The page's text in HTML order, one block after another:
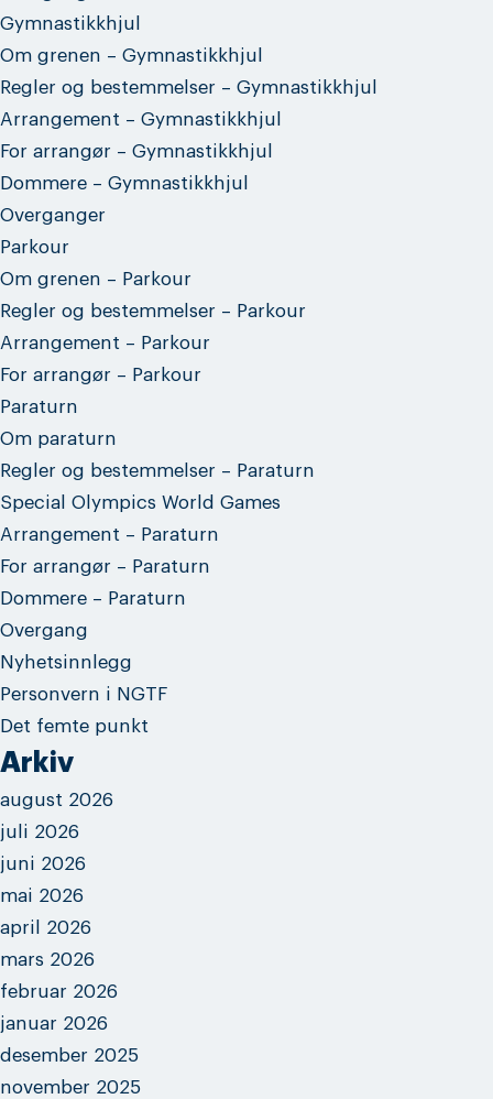
Gymnastikkhjul
Om grenen – Gymnastikkhjul
Regler og bestemmelser – Gymnastikkhjul
Arrangement – Gymnastikkhjul
For arrangør – Gymnastikkhjul
Dommere – Gymnastikkhjul
Overganger
Parkour
Om grenen – Parkour
Regler og bestemmelser – Parkour
Arrangement – Parkour
For arrangør – Parkour
Paraturn
Om paraturn
Regler og bestemmelser – Paraturn
Special Olympics World Games
Arrangement – Paraturn
For arrangør – Paraturn
Dommere – Paraturn
Overgang
Nyhetsinnlegg
Personvern i NGTF
Det femte punkt
Arkiv
august 2026
juli 2026
juni 2026
mai 2026
april 2026
mars 2026
februar 2026
januar 2026
desember 2025
november 2025